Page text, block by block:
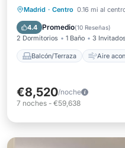
Madrid · Centro 0.16 mi al
4.4 Promedio(10 Reseñas)
2 Dormitorios 1 Baño 3 Invitados
Balcón/Terraza Aire
Balcón/Terraza
Internet
Apto
€8,520/noche
7 noches - €59,638